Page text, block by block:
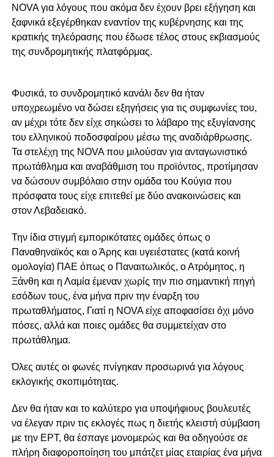
NOVA για λόγους που ακόμα δεν έχουν βρει εξήγηση και
ξαφνικά εξεγέρθηκαν εναντίον της κυβέρνησης και της
κρατικής τηλεόρασης που έδωσε τέλος στους εκβιασμούς
της συνδρομητικής πλατφόρμας.
Φυσικά, το συνδρομητικό κανάλι δεν θα ήταν
υποχρεωμένο να δώσει εξηγήσεις για τις συμφωνίες του,
αν μέχρι τότε δεν είχε σηκώσει το λάβαρο της εξυγίανσης
του ελληνικού ποδοσφαίρου μέσω της αναδιάρθρωσης.
Τα στελέχη της NOVA που μιλούσαν για ανταγωνιστικό
πρωτάθλημα και αναβάθμιση του προϊόντος, προτίμησαν
να δώσουν συμβόλαιο στην ομάδα του Κούγια που
πρόσφατα τους είχε επιτεθεί με δύο ανακοινώσεις και
στον Λεβαδειακό.
Την ίδια στιγμή εμπορικότατες ομάδες όπως ο
Παναθηναϊκός και ο Άρης και υγειέστατες (κατά κοινή
ομολογία) ΠΑΕ όπως ο Παναιτωλικός, ο Ατρόμητος, η
Ξάνθη και η Λαμία έμεναν χωρίς την πιο σημαντική πηγή
εσόδων τους, ένα μήνα πριν την έναρξη του
πρωταθλήματος, Γιατί η NOVA είχε αποφασίσει όχι μόνο
πόσες, αλλά και ποιες ομάδες θα συμμετείχαν στο
πρωτάθλημα.
Όλες αυτές οι φωνές πνίγηκαν προσωρινά για λόγους
εκλογικής σκοπιμότητας.
Δεν θα ήταν και το καλύτερο για υποψήφιους βουλευτές
να έλεγαν πριν τις εκλογές πως η διετής κλειστή σύμβαση
με την ΕΡΤ, θα έσπαγε μονομερώς και θα οδηγούσε σε
πλήρη διαφοροποίηση του μπάτζετ μίας εταιρίας ένα μήνα